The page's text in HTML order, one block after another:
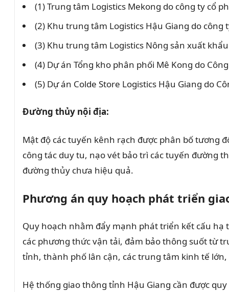
(1) Trung tâm Logistics Mekong do công ty cổ
(2) Khu trung tâm Logistics Hậu Giang do
(3) Khu trung tâm Logistics Nông sản xuất
(4) Dự án Tổng kho phân phối Mê Kong do
(5) Dự án Colde Store Logistics Hậu Giang do
Đường thủy nội địa:
Mật độ các tuyến kênh rạch được phân bố tương
công tác duy tu, nạo vét bảo trì các tuyến đường
đường thủy chưa hiệu quả.
Phương án quy hoạch phát triển
Quy hoạch nhằm đẩy mạnh phát triển kết cấu
các phương thức vận tải, đảm bảo thông suốt từ
tỉnh, thành phố lân cận, các trung tâm kinh tế
Hệ thống giao thông tỉnh Hậu Giang cần được